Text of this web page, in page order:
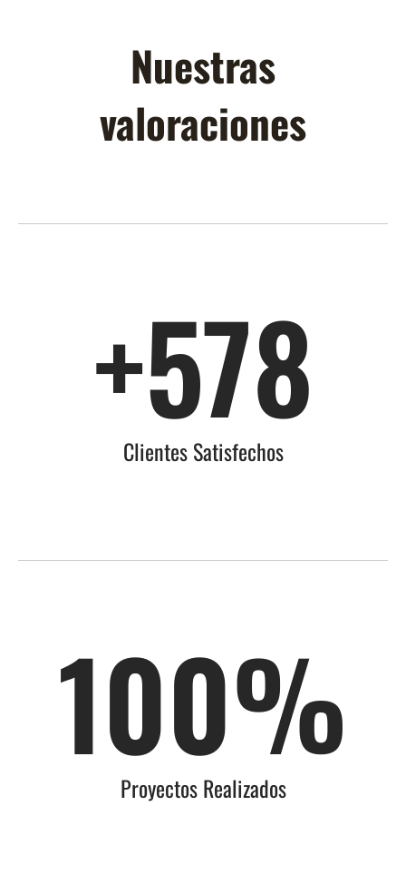
Nuestras
valoraciones
Clientes Satisfechos
+578
Proyectos Realizados
100%